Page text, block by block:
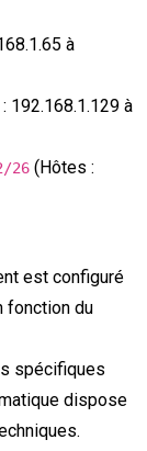
à
192.168.1.129 à
26 (Hôtes :
est configuré
fonction du
spécifiques
dispose